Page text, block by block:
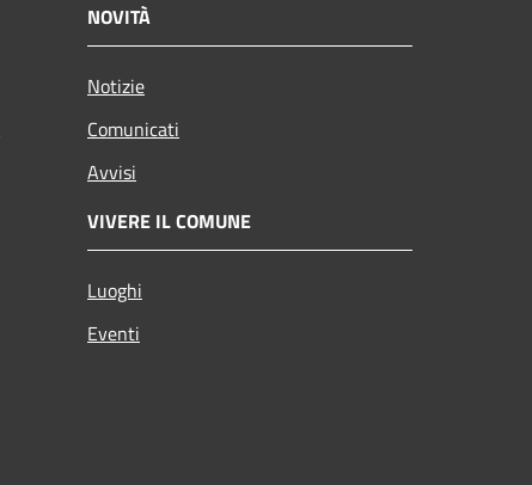
NOVITÀ
Notizie
Comunicati
Avvisi
VIVERE IL COMUNE
Luoghi
Eventi